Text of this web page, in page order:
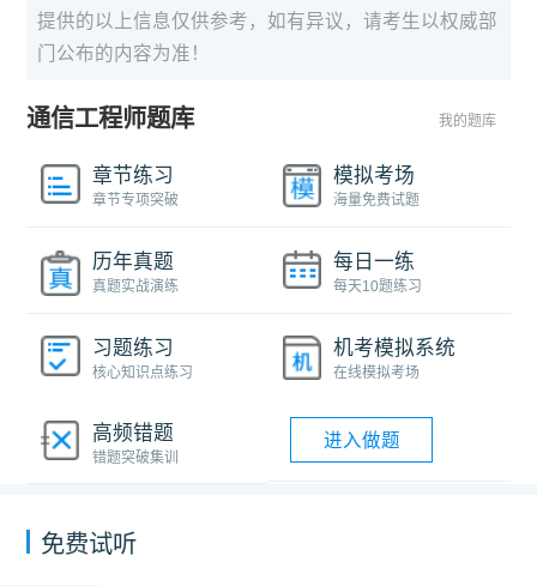
提供的以上信息仅供参考，如有异议，请考生以权威部
门公布的内容为准！
通信工程师题库 我的题库
章节练习
章节专项突破
模拟考场
海量免费试题
历年真题
真题实战演练
每日一练
每天10题练习
习题练习
核心知识点练习
机考模拟系统
在线模拟考场
高频错题
错题突破集训
进入做题
免费试听